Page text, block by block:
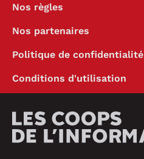
Nos règles
Nos partenaires
Politique de confidentialité
Conditions d'utilisation